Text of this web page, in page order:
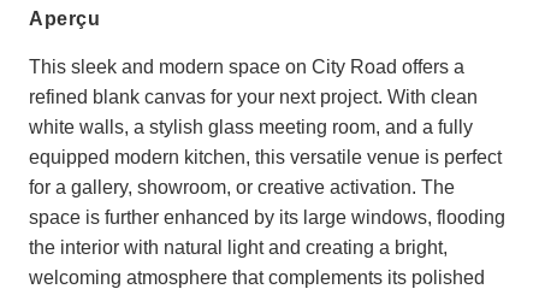
aperçu
This sleek and modern space on City Road offers a
refined blank canvas for your next project. With clean
white walls, a stylish glass meeting room, and a fully
equipped modern kitchen, this versatile venue is perfect
for a gallery, showroom, or creative activation. The
space is further enhanced by its large windows, flooding
the interior with natural light and creating a bright,
welcoming atmosphere that complements its polished